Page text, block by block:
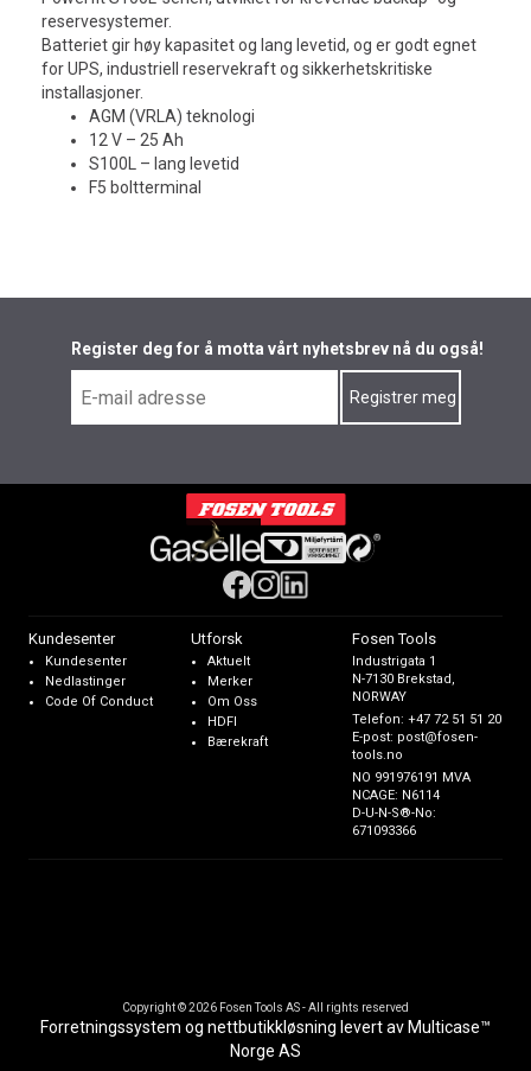
reservesystemer.
Batteriet gir høy kapasitet og lang levetid, og er godt egnet
for UPS, industriell reservekraft og sikkerhetskritiske
installasjoner.
AGM (VRLA) teknologi
12 V – 25 Ah
S100L – lang levetid
F5 boltterminal
Register deg for å motta vårt nyhetsbrev nå du også!
Kundesenter
Kundesenter
Nedlastinger
Code Of Conduct
Utforsk
Aktuelt
Merker
Om Oss
HDFI
Bærekraft
Fosen Tools
Industrigata 1
N-7130 Brekstad,
NORWAY
Telefon:+47 72 51 51 20
E-post: post@fosen-
tools.no
NO 991976191 MVA
NCAGE: N6114
D-U-N-S®-No:
671093366
Copyright © 2026 Fosen Tools AS - All rights reserved
Forretningssystem og nettbutikkløsning levert av Multicase™
Norge AS